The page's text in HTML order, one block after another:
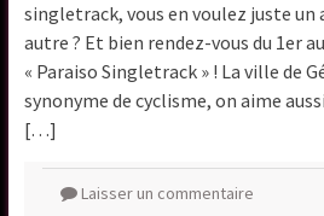
singletrack, vous en voulez juste un
autre ? Et bien rendez-vous du 1er
« Paraiso Singletrack » ! La ville de
synonyme de cyclisme, on aime
[…]
Laisser un commentaire